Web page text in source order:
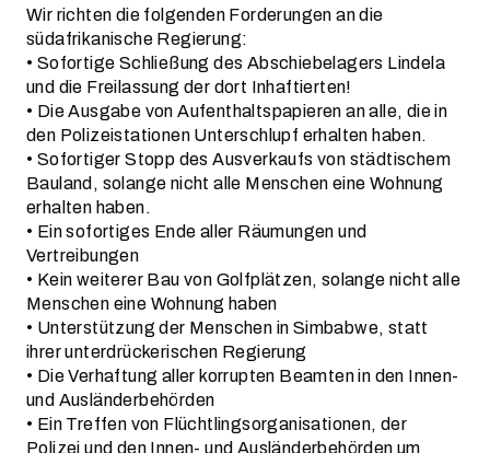
Wir richten die folgenden Forderungen an die
südafrikanische Regierung:
• Sofortige Schließung des Abschiebelagers Lindela
und die Freilassung der dort Inhaftierten!
• Die Ausgabe von Aufenthaltspapieren an alle, die in
den Polizeistationen Unterschlupf erhalten haben.
• Sofortiger Stopp des Ausverkaufs von städtischem
Bauland, solange nicht alle Menschen eine Wohnung
erhalten haben.
• Ein sofortiges Ende aller Räumungen und
Vertreibungen
• Kein weiterer Bau von Golfplätzen, solange nicht alle
Menschen eine Wohnung haben
• Unterstützung der Menschen in Simbabwe, statt
ihrer unterdrückerischen Regierung
• Die Verhaftung aller korrupten Beamten in den Innen-
und Ausländerbehörden
• Ein Treffen von Flüchtlingsorganisationen, der